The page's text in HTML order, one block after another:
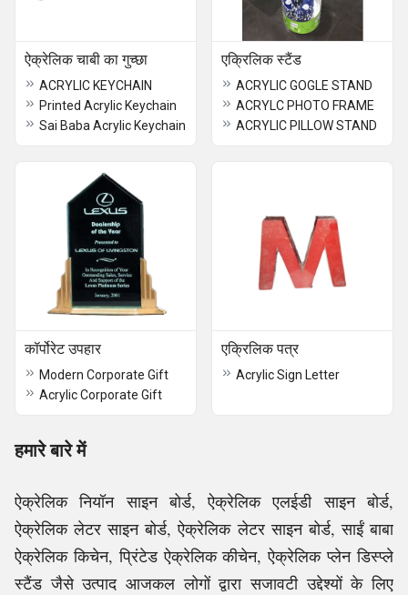
ऐक्रेलिक चाबी का गुच्छा
ACRYLIC KEYCHAIN
Printed Acrylic Keychain
Sai Baba Acrylic Keychain
एक्रिलिक स्टैंड
ACRYLIC GOGLE STAND
ACRYLC PHOTO FRAME
ACRYLIC PILLOW STAND
कॉर्पोरेट उपहार
Modern Corporate Gift
Acrylic Corporate Gift
एक्रिलिक पत्र
Acrylic Sign Letter
हमारे बारे में
ऐक्रेलिक नियॉन साइन बोर्ड, ऐक्रेलिक एलईडी साइन बोर्ड,
ऐक्रेलिक लेटर साइन बोर्ड, ऐक्रेलिक लेटर साइन बोर्ड, साईं बाबा
ऐक्रेलिक किचेन, प्रिंटेड ऐक्रेलिक कीचेन, ऐक्रेलिक प्लेन डिस्प्ले
स्टैंड जैसे उत्पाद आजकल लोगों द्वारा सजावटी उद्देश्यों के लिए